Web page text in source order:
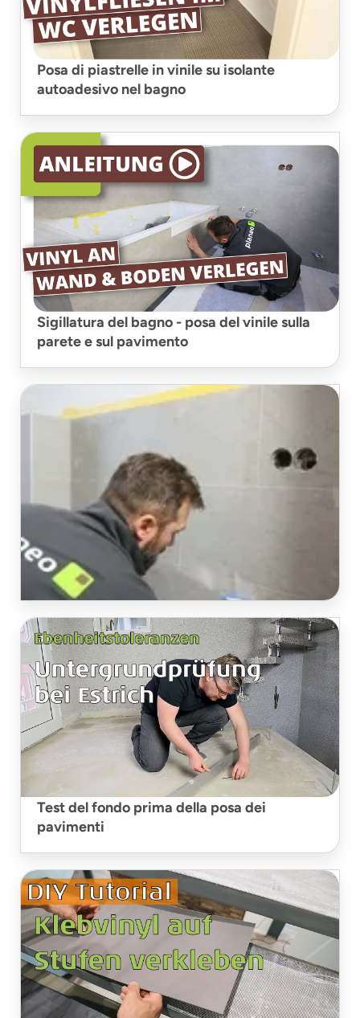
Posa di piastrelle in vinile su isolante
autoadesivo nel bagno
Sigillatura del bagno - posa del vinile sulla
parete e sul pavimento
Stuccatura di piastrelle viniliche
Test del fondo prima della posa dei
pavimenti